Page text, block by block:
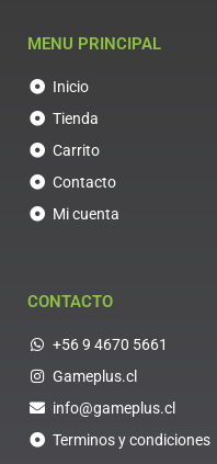
MENU PRINCIPAL
Inicio
Tienda
Carrito
Contacto
Mi cuenta
CONTACTO
+56 9 4670 5661
Gameplus.cl
info@gameplus.cl
Terminos y condiciones